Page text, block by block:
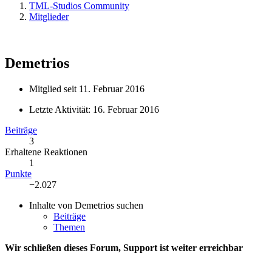
TML-Studios Community
Mitglieder
Demetrios
Mitglied seit 11. Februar 2016
Letzte Aktivität: 16. Februar 2016
Beiträge
3
Erhaltene Reaktionen
1
Punkte
−2.027
Inhalte von Demetrios suchen
Beiträge
Themen
Wir schließen dieses Forum, Support ist weiter erreichbar